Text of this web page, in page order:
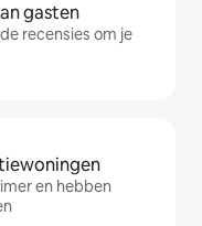
gasten
recensies om je
en hebben